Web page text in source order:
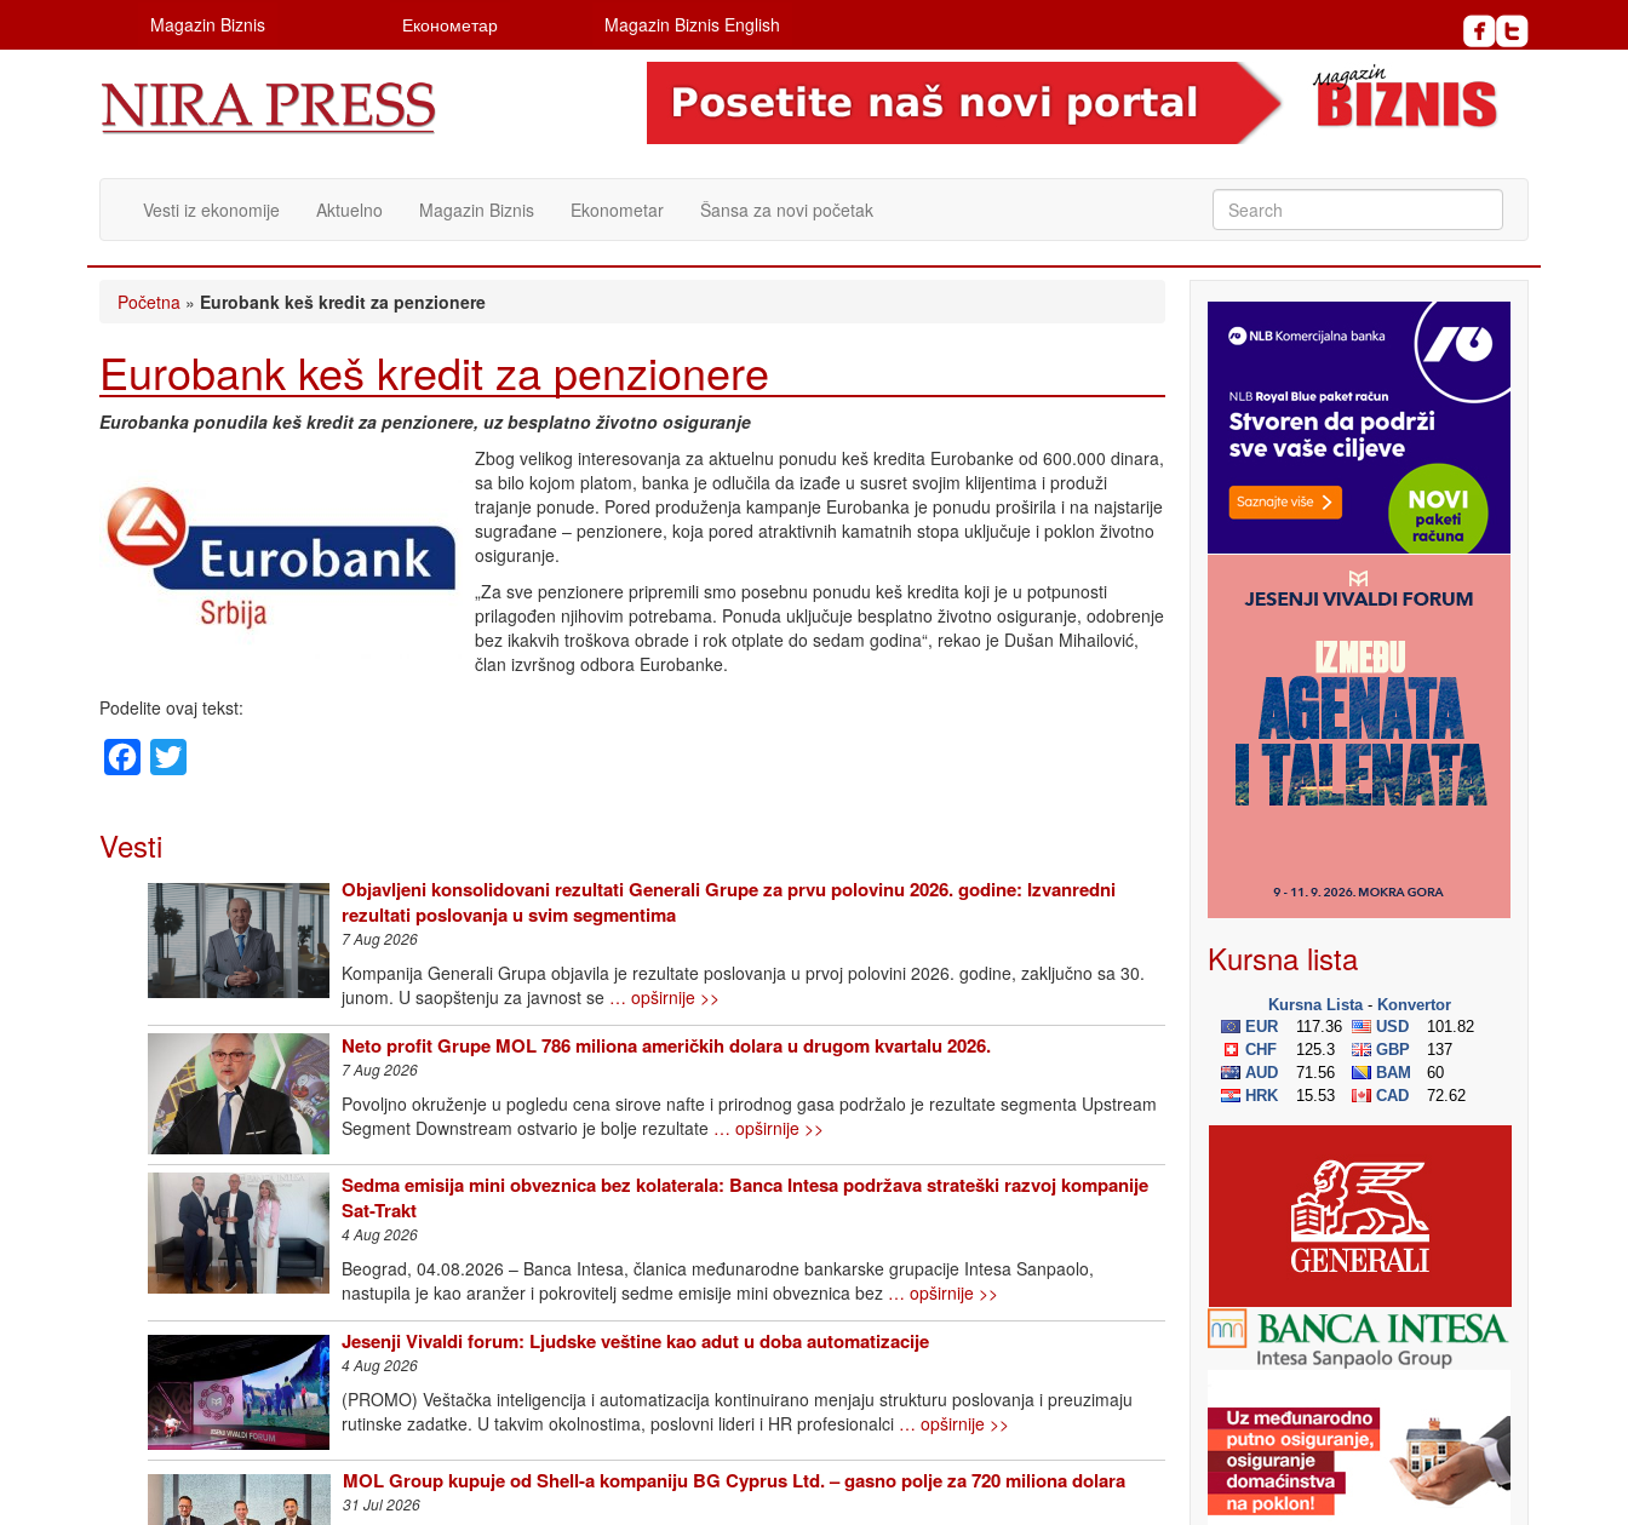
Magazin Biznis Економетар Magazin Biznis English
Vesti iz ekonomije Aktuelno Magazin Biznis Ekonometar Šansa za novi početak
Početna » Eurobank keš kredit za penzionere
Eurobank keš kredit za penzionere
Eurobanka ponudila keš kredit za penzionere, uz besplatno životno osiguranje
Zbog velikog interesovanja za aktuelnu ponudu keš kredita Eurobanke od 600.000 dinara,
sa bilo kojom platom, banka je odlučila da izađe u susret svojim klijentima i produži
trajanje ponude. Pored produženja kampanje Eurobanka je ponudu proširila i na najstarije
sugrađane – penzionere, koja pored atraktivnih kamatnih stopa uključuje i poklon životno
osiguranje.
„Za sve penzionere pripremili smo posebnu ponudu keš kredita koji je u potpunosti
prilagođen njihovim potrebama. Ponuda uključuje besplatno životno osiguranje, odobrenje
bez ikakvih troškova obrade i rok otplate do sedam godina“, rekao je Dušan Mihailović,
član izvršnog odbora Eurobanke.
Podelite ovaj tekst:
Facebook
Vesti
Objavljeni konsolidovani rezultati Generali Grupe za prvu polovinu 2026. godine: Izvanredni
rezultati poslovanja u svim segmentima
7 Aug 2026
Kompanija Generali Grupa objavila je rezultate poslovanja u prvoj polovini 2026. godine, zaključno sa 30.
junom. U saopštenju za javnost se … opširnije >>
Neto profit Grupe MOL 786 miliona američkih dolara u drugom kvartalu 2026.
7 Aug 2026
Povoljno okruženje u pogledu cena sirove nafte i prirodnog gasa podržalo je rezultate segmenta Upstream
Segment Downstream ostvario je bolje rezultate … opširnije >>
Sedma emisija mini obveznica bez kolaterala: Banca Intesa podržava strateški razvoj kompanije
Sat-Trakt
4 Aug 2026
Beograd, 04.08.2026 – Banca Intesa, članica međunarodne bankarske grupacije Intesa Sanpaolo,
nastupila je kao aranžer i pokrovitelj sedme emisije mini obveznica bez … opširnije >>
Jesenji Vivaldi forum: Ljudske veštine kao adut u doba automatizacije
4 Aug 2026
(PROMO) Veštačka inteligencija i automatizacija kontinuirano menjaju strukturu poslovanja i preuzimaju
rutinske zadatke. U takvim okolnostima, poslovni lideri i HR profesionalci … opširnije >>
MOL Group kupuje od Shell-a kompaniju BG Cyprus Ltd. – gasno polje za 720 miliona dolara
31 Jul 2026
Kursna lista